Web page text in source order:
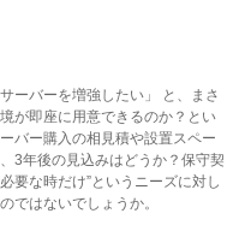
ーバーを増強したい」 と、まさ
が即座に用意できるのか？とい
バー購入の相見積や設置スペー
3年後の見込みはどうか？保守契
要な時だけ”というニーズに対し
ではないでしょうか。